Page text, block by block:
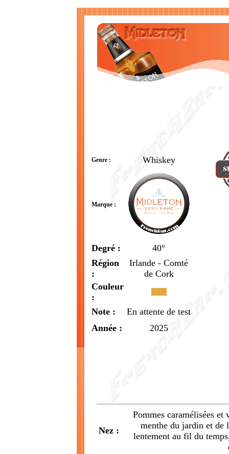
Genre : Whiskey
Marque :
Degré :
40°
Région
:
Irlande - Comté
de Cork
Couleur
:
Note :
En attente de test
Année :
2025
Nez :
Pommes caramélisées et
menthe du jardin et de
lentement au fil du